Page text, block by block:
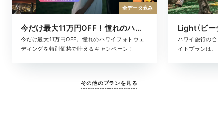
今だけ最大11万円OFF！憧れのハワイフォト
今だけ最大11万円OFF。憧れのハワイフォトウェ
ディングを特別価格で叶えるキャンペーン！
全データ込み
Light（ビー
ハワイ旅行の
イトプランは
その他のプランを見る